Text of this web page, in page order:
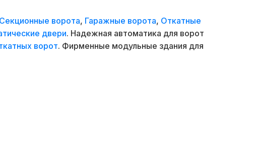
Секционные ворота, Гаражные ворота, Откатные
двери. Надежная автоматика для ворот
ворот. Фирменные модульные здания для